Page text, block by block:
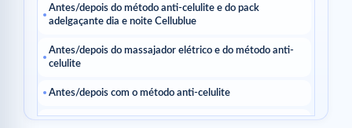
Antes/depois do método anti-celulite e do pack
adelgaçante dia e noite Cellublue
Antes/depois do massajador elétrico e do método anti-
celulite
Antes/depois com o método anti-celulite
Antes/depois com a ventosa celulite elétrica